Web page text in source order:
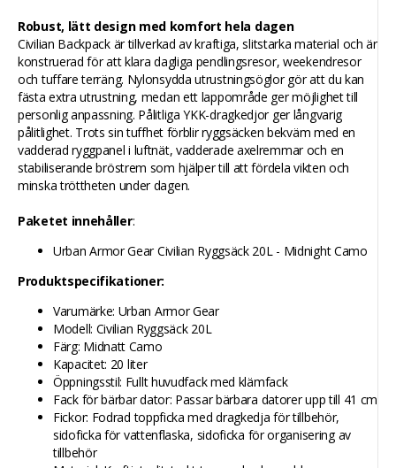
Robust, lätt design med komfort hela dagen
Civilian Backpack är tillverkad av kraftiga, slitstarka material och är
konstruerad för att klara dagliga pendlingsresor, weekendresor
och tuffare terräng. Nylonsydda utrustningsöglor gör att du kan
fästa extra utrustning, medan ett lappområde ger möjlighet till
personlig anpassning. Pålitliga YKK-dragkedjor ger långvarig
pålitlighet. Trots sin tuffhet förblir ryggsäcken bekväm med en
vadderad ryggpanel i luftnät, vadderade axelremmar och en
stabiliserande bröstrem som hjälper till att fördela vikten och
minska tröttheten under dagen.
Paketet innehåller:
Urban Armor Gear Civilian Ryggsäck 20L - Midnight Camo
Produktspecifikationer:
Varumärke: Urban Armor Gear
Modell: Civilian Ryggsäck 20L
Färg: Midnatt Camo
Kapacitet: 20 liter
Öppningsstil: Fullt huvudfack med klämfack
Fack för bärbar dator: Passar bärbara datorer upp till 41 cm
Fickor: Fodrad toppficka med dragkedja för tillbehör,
sidoficka för vattenflaska, sidoficka för organisering av
tillbehör